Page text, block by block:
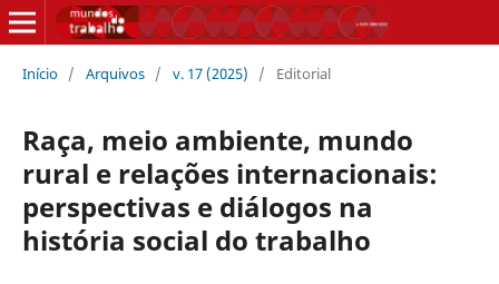
Início / Arquivos / v. 17 (2025) / Editorial
Raça, meio ambiente, mundo
rural e relações internacionais:
perspectivas e diálogos na
história social do trabalho